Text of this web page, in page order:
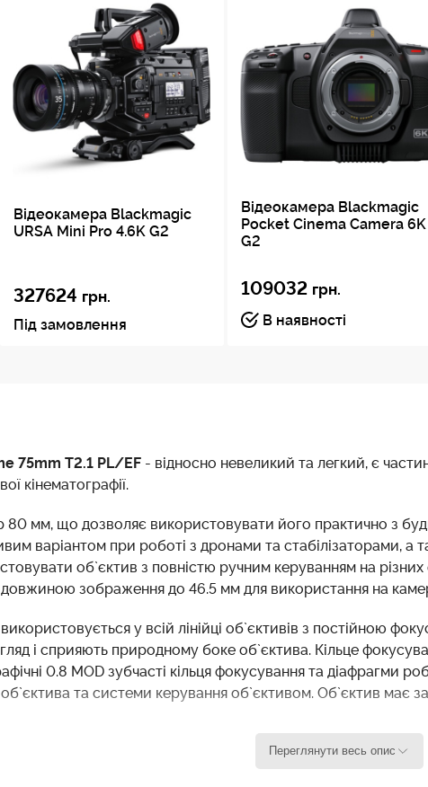
Відеокамера Blackmagic
URSA Mini Pro 4.6K G2
327624 грн.
Під замовлення
Відеокамера Blackmagic
Pocket Cinema Camera 6K
G2
109032 грн.
В наявності
75mm T2.1 PL/EF - відносно невеликий та легкий, є
кінематографії.
80 мм, що дозволяє використовувати його практично з
варіантом при роботі з дронами та стабілізаторами, а
об`єктив з повністю ручним керуванням на
довжиною зображення до 46.5 мм для використання на
у всій лінійці об`єктивів з постійною
і сприяють природному боке об`єктива. Кільце
0.8 MOD зубчасті кільця фокусування та діафрагми
та системи керування об`єктивом. Об`єктив має
що входить до комплекту, дозволяють використовувати
Переглянути весь опис